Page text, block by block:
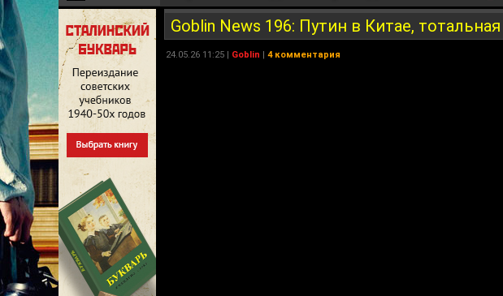
Goblin News 196: Путин в Китае,
24.05.26 11:25 | Goblin | 4 комментария